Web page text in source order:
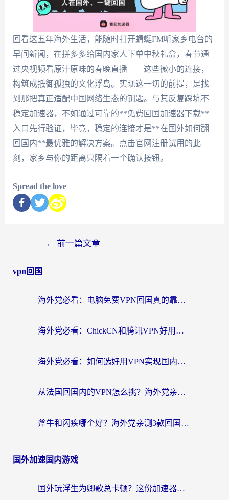
回看这五年海外生活，能随时打开蜻蜓FM听家乡电台的
早间新闻，在拼多多给国内家人下单中秋礼盒，春节通
过央视频看原汁原味的春晚直播——这些微小的连接，
构筑成抵御孤独的文化浮岛。实现这一切的前提，是找
到那把真正适配中国网络生态的钥匙。与其反复踩坑不
稳定加速器，不如通过可靠的**免费回国加速器下载**
入口先行验证，毕竟，稳定的连接才是**在国外如何翻
回国内**最优雅的解决方案。点击官网注册试用的此
刻，家乡与你的距离只隔着一个确认按钮。
Spread the love
← 前一篇文章
vpn回国
海外党必看：电脑免费VPN回国真的靠谱吗？附实测对比与最优方案指南
海外党必看：ChickCN和腾讯VPN好用吗？3招选对回国加速器，告别地区限制
海外党必看：如何选好用VPN实现国内资源无缝访问？从越南到全球都适用
从法国回国内的VPN怎么挑？海外党亲测：稳定、多端、安全才是关键
斧牛和闪疾哪个好？海外党亲测3款回国加速器，教你选到不踩坑的那一款
国外加速国内游戏
国外玩浮生为卿歌总卡顿？这份加速器选择指南帮你找回丝滑体验